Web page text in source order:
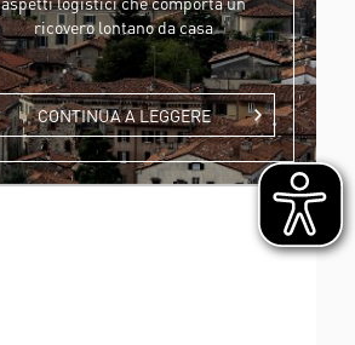
ricovero lontano da casa
CONTINUA A LEGGERE